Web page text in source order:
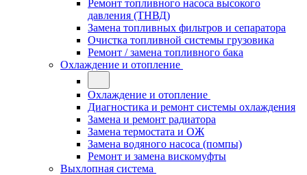
Ремонт топливного насоса высокого
давления (ТНВД)
Замена топливных фильтров и сепаратора
Очистка топливной системы грузовика
Ремонт / замена топливного бака
Охлаждение и отопление
Охлаждение и отопление
Диагностика и ремонт системы охлаждения
Замена и ремонт радиатора
Замена термостата и ОЖ
Замена водяного насоса (помпы)
Ремонт и замена вискомуфты
Выхлопная система